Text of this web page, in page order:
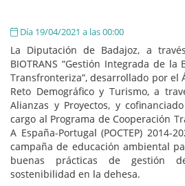
Día 19/04/2021 a las 00:00
La Diputación de Badajoz, a
BIOTRANS “Gestión Integrada de
Transfronteriza”, desarrollado por el
Reto Demográfico y Turismo, a
Alianzas y Proyectos, y
cargo al Programa de Cooperación
A España-Portugal (POCTEP) 2014-
campaña de educación ambiental
buenas prácticas de gestión
sostenibilidad en la dehesa.